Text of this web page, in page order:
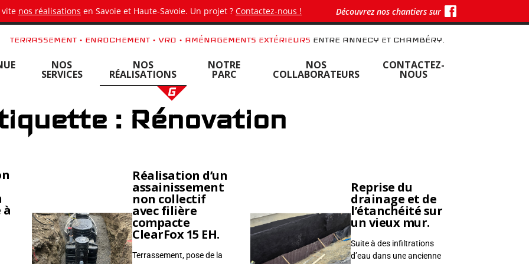
vite nos réalisations en Savoie et Haute-Savoie. Un projet ? Contactez-nous ! Découvrez nos chantiers sur
TERRASSEMENT • ENROCHEMENT • VRD • AMÉNAGEMENTS EXTÉRIEURS ENTRE ANNECY ET CHAMBÉRY.
NOS
SERVICES
NOS
RÉALISATIONS
NOTRE
PARC
NOS
COLLABORATEURS
CONTACTEZ-
NOUS
: Rénovation
à
Réalisation d’un
assainissement
non collectif
avec filière
compacte
ClearFox 15 EH.
Terrassement, pose de la
Reprise du
drainage et de
l’étanchéité sur
un vieux mur.
Suite à des infiltrations
d’eau dans une ancienne